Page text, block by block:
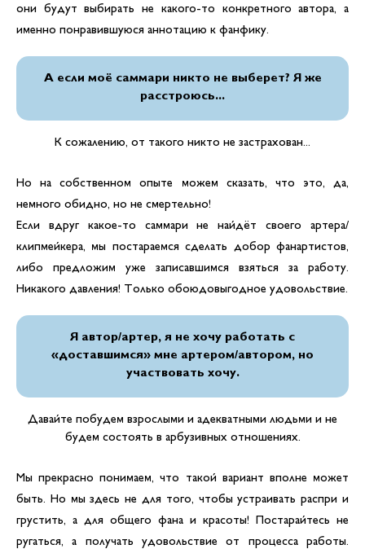
они будут выбирать не какого-то конкретного автора, а
именно понравившуюся аннотацию к фанфику.
А если моё саммари никто не выберет? Я же
расстроюсь...
К сожалению, от такого никто не застрахован...
Но на собственном опыте можем сказать, что это, да,
немного обидно, но не смертельно!
Если вдруг какое-то саммари не найдёт своего артера/
клипмейкера, мы постараемся сделать добор фанартистов,
либо предложим уже записавшимся взяться за работу.
Никакого давления! Только обоюдовыгодное удовольствие.
Я автор/артер, я не хочу работать с
«доставшимся» мне артером/автором, но
участвовать хочу.
Давайте побудем взрослыми и адекватными людьми и не
будем состоять в арбузивных отношениях.
Мы прекрасно понимаем, что такой вариант вполне может
быть. Но мы здесь не для того, чтобы устраивать распри и
грустить, а для общего фана и красоты! Постарайтесь не
ругаться, а получать удовольствие от процесса работы.